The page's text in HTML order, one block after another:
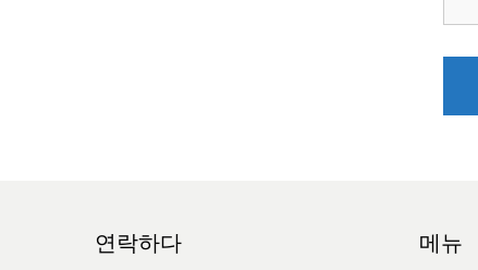
연락하다 메뉴